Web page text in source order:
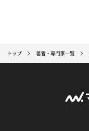
トップ 著者・専門家一覧